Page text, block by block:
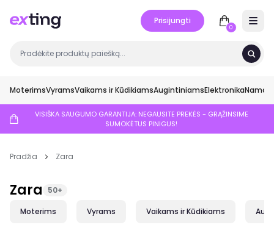
Prisijungti
0
MoterimsVyramsVaikams ir KūdikiamsAugintiniamsElektronikaNamai
VISIŠKA SAUGUMO GARANTIJA: NEGAUSITE PREKĖS - GRĄŽINSIME
SUMOKĖTUS PINIGUS!
Pradžia Zara
Zara 50+
Moterims Vyrams Vaikams ir Kūdikiams